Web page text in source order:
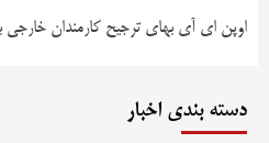
اوپن ای آی بهای ترجیح کارمندان خارجی
دسته بندی اخبار